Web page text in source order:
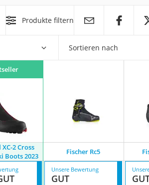
Produkte filtern
Sortieren nach
2 Cross
Boots 2023
Fischer Rc5
Unsere Bewertung
GUT